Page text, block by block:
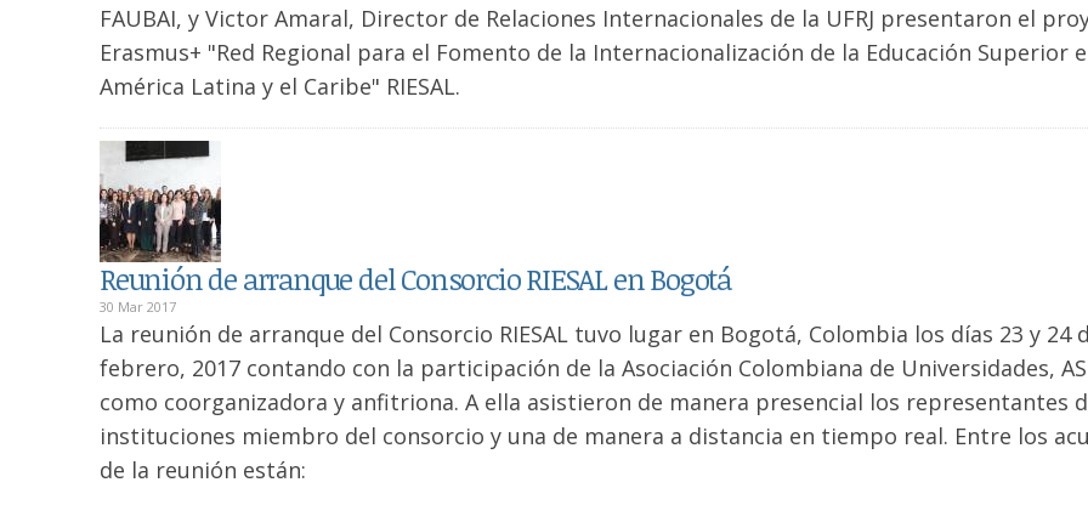
FAUBAI, y Victor Amaral, Director de Relaciones Internacionales de la UFRJ presentaron el
Erasmus+ "Red Regional para el Fomento de la Internacionalización de la Educación Superior
América Latina y el Caribe" RIESAL.
Reunión de arranque del Consorcio RIESAL en Bogotá
30 Mar 2017
La reunión de arranque del Consorcio RIESAL tuvo lugar en Bogotá, Colombia los días 23 y 24
febrero, 2017 contando con la participación de la Asociación Colombiana de Universidades,
como coorganizadora y anfitriona. A ella asistieron de manera presencial los representantes
instituciones miembro del consorcio y una de manera a distancia en tiempo real. Entre los
de la reunión están: